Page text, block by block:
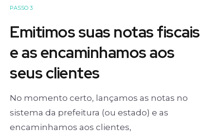
PASSO 3
Emitimos suas notas fiscais
e as encaminhamos aos
seus clientes
No momento certo, lançamos as notas no
sistema da prefeitura (ou estado) e as
encaminhamos aos clientes,